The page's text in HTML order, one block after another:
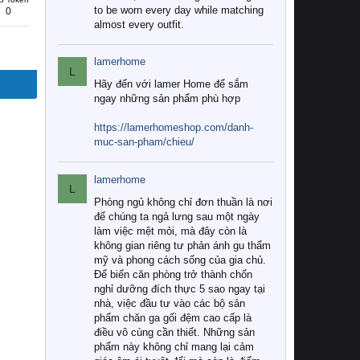
0
to be worn every day while matching
almost every outfit.
L
lamerhome
Hãy đến với lamer Home để sắm
ngay những sản phẩm phù hợp
https://lamerhomeshop.com/danh-
muc-san-pham/chieu/
L
lamerhome
Phòng ngủ không chỉ đơn thuần là nơi
để chúng ta ngả lưng sau một ngày
làm việc mệt mỏi, mà đây còn là
không gian riêng tư phản ánh gu thẩm
mỹ và phong cách sống của gia chủ.
Để biến căn phòng trở thành chốn
nghỉ dưỡng đích thực 5 sao ngay tại
nhà, việc đầu tư vào các bộ sản
phẩm chăn ga gối đệm cao cấp là
điều vô cùng cần thiết. Những sản
phẩm này không chỉ mang lại cảm